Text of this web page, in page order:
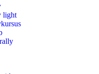
light